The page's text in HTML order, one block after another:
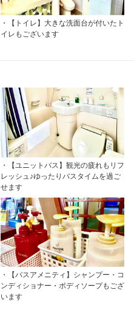
・【トイレ】大きな洗面台が付いたト
イレもございます
・【ユニットバス】観光の疲れもリフ
レッシュ♪ゆったりバスタイムを過ご
せます
・【バスアメニティ】シャンプー・コ
ンディショナー・ボディソープもござ
います